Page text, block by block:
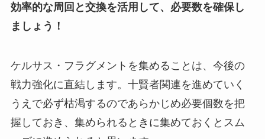
効率的な周回と交換を活用して、必要数を確保し
ましょう！
ケルサス・フラグメントを集めることは、今後の
戦力強化に直結します。十賢者関連を進めていく
うえで必ず枯渇するのであらかじめ必要個数を把
握しておき、集められるときに集めておくとスム